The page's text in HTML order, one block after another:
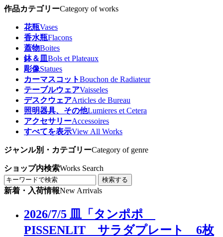
作品カテゴリーCategory of works
花瓶Vases
香水瓶Flacons
蓋物Boites
鉢＆皿 Bols et Plateaux
彫像Statues
カーマスコットBouchon de Radiateur
テーブルウェアVaisseles
デスクウェアArticles de Bureau
照明器具、その他Lumieres et Cetera
アクセサリーAccessoires
すべてを表示View All Works
ジャンル別・カテゴリーCategory of genre
ショップ内検索Works Search
検索する
新着・入荷情報New Arrivals
2026/7/5 皿「タンポポ
PISSENLIT サラダプレート 6枚